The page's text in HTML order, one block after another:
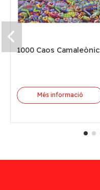
1000 Caos Camaleònic
Més informació